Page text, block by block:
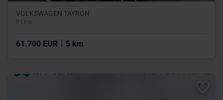
VOLKSWAGEN TAYRON
R-Line
61.700 EUR 5 km